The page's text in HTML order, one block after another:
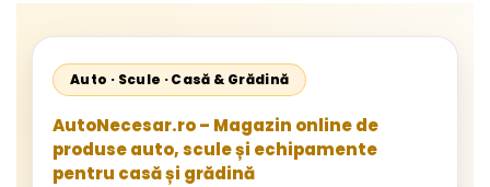
Auto · Scule · Casă & Grădină
AutoNecesar.ro – Magazin online de
produse auto, scule și echipamente
pentru casă și grădină